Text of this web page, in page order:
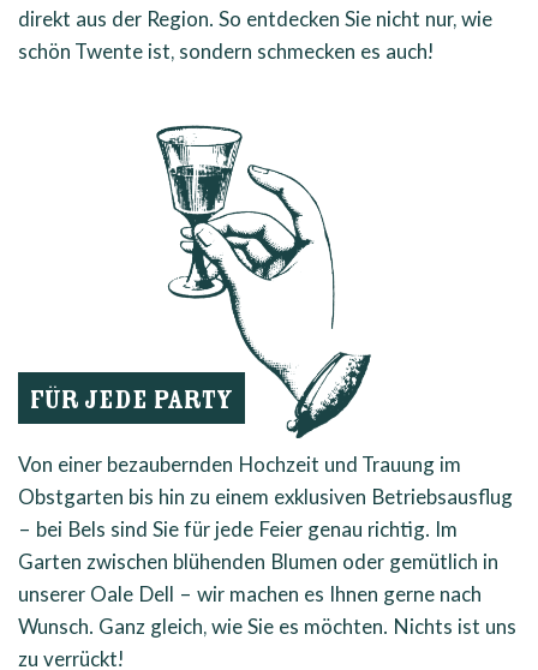
direkt aus der Region. So entdecken Sie nicht nur, wie
schön Twente ist, sondern schmecken es auch!
FÜR JEDE PARTY
Von einer bezaubernden Hochzeit und Trauung im
Obstgarten bis hin zu einem exklusiven Betriebsausflug
– bei Bels sind Sie für jede Feier genau richtig. Im
Garten zwischen blühenden Blumen oder gemütlich in
unserer Oale Dell – wir machen es Ihnen gerne nach
Wunsch. Ganz gleich, wie Sie es möchten. Nichts ist uns
zu verrückt!